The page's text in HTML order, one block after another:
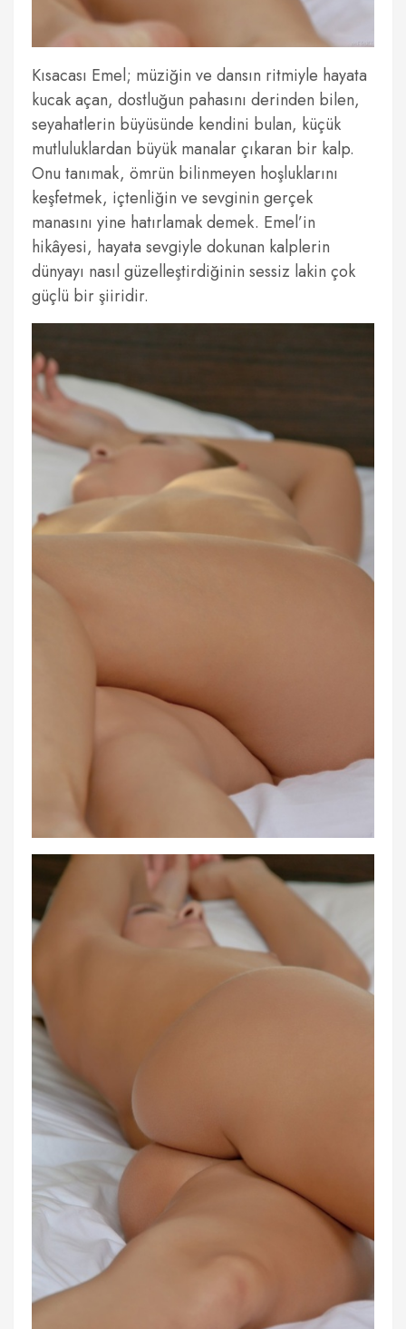
Kısacası Emel; müziğin ve dansın ritmiyle hayata
kucak açan, dostluğun pahasını derinden bilen,
seyahatlerin büyüsünde kendini bulan, küçük
mutluluklardan büyük manalar çıkaran bir kalp.
Onu tanımak, ömrün bilinmeyen hoşluklarını
keşfetmek, içtenliğin ve sevginin gerçek
manasını yine hatırlamak demek. Emel’in
hikâyesi, hayata sevgiyle dokunan kalplerin
dünyayı nasıl güzelleştirdiğinin sessiz lakin çok
güçlü bir şiiridir.